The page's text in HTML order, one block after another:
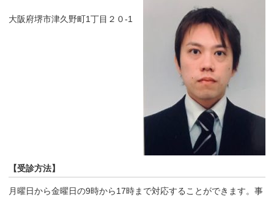
大阪府堺市津久野町1丁目２０-1
【受診方法】
月曜日から金曜日の9時から17時まで対応することができます。事